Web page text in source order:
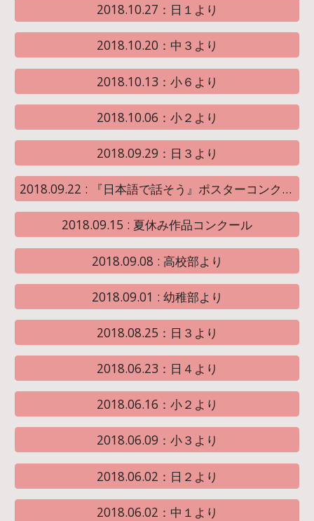
2018.10.27：日１より
2018.10.20：中３より
2018.10.13：小６より
2018.10.06：小２より
2018.09.29：日３より
2018.09.22 : 『日本語で話そう』ポスターコンクール
2018.09.15 : 夏休み作品コンクール
2018.09.08 : 高校部より
2018.09.01 : 幼稚部より
2018.08.25：日３より
2018.06.23：日４より
2018.06.16：小２より
2018.06.09：小３より
2018.06.02：日２より
2018.06.02：中１より